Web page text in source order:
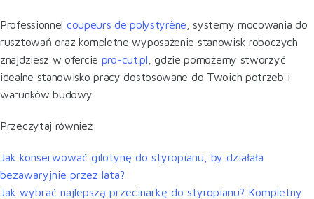
Professionnel coupeurs de polystyrène , systemy mocowania do
rusztowań oraz kompletne wyposażenie stanowisk roboczych
znajdziesz w ofercie pro-cut.pl , gdzie pomożemy stworzyć
idealne stanowisko pracy dostosowane do Twoich potrzeb i
warunków budowy.
Przeczytaj również:
Jak konserwować gilotynę do styropianu, by działała
bezawaryjnie przez lata?
Jak wybrać najlepszą przecinarkę do styropianu? Kompletny